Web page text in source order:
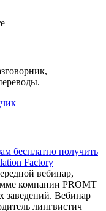
бесплатно получить
Factory
вебинар,
компании PROMT
заведений. Вебинар
лингвистич